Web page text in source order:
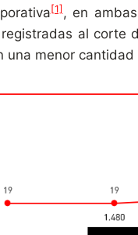
[1], en
registradas al corte
una menor